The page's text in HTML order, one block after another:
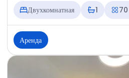
Двухкомнатная
1
Аренда